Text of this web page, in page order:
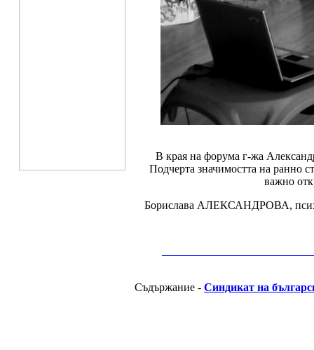
В края на форума г-жа
Подчерта значимостта на ранно
важно
Борислава АЛЕКСАНДРОВА,
Съдържание - Синдикат на